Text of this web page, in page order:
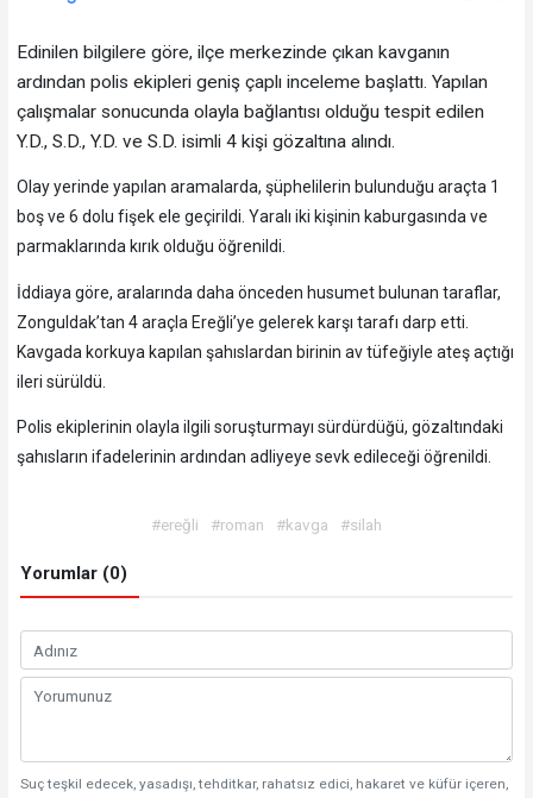
Edinilen bilgilere göre, ilçe merkezinde çıkan kavganın
ardından polis ekipleri geniş çaplı inceleme başlattı. Yapılan
çalışmalar sonucunda olayla bağlantısı olduğu tespit edilen
Y.D., S.D., Y.D. ve S.D. isimli 4 kişi gözaltına alındı.
Olay yerinde yapılan aramalarda, şüphelilerin bulunduğu araçta 1
boş ve 6 dolu fişek ele geçirildi. Yaralı iki kişinin kaburgasında ve
parmaklarında kırık olduğu öğrenildi.
İddiaya göre, aralarında daha önceden husumet bulunan taraflar,
Zonguldak’tan 4 araçla Ereğli’ye gelerek karşı tarafı darp etti.
Kavgada korkuya kapılan şahıslardan birinin av tüfeğiyle ateş açtığı
ileri sürüldü.
Polis ekiplerinin olayla ilgili soruşturmayı sürdürdüğü, gözaltındaki
şahısların ifadelerinin ardından adliyeye sevk edileceği öğrenildi.
#ereğli #roman #kavga #silah
Yorumlar (0)
Suç teşkil edecek, yasadışı, tehditkar, rahatsız edici, hakaret ve küfür içeren,